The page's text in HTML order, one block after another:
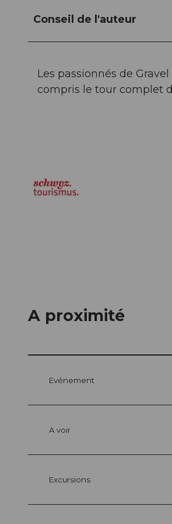
Conseil de l'auteur
Les passionnés de
compris le tour complet
A proximité
Evénement
A voir
Excursions